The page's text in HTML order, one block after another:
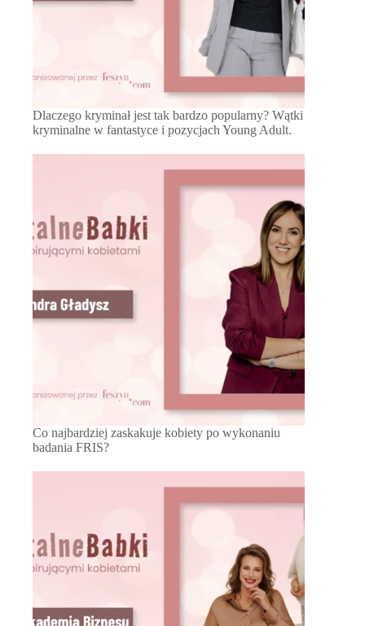
Dlaczego kryminał jest tak bardzo popularny? Wątki
kryminalne w fantastyce i pozycjach Young Adult.
Co najbardziej zaskakuje kobiety po wykonaniu
badania FRIS?